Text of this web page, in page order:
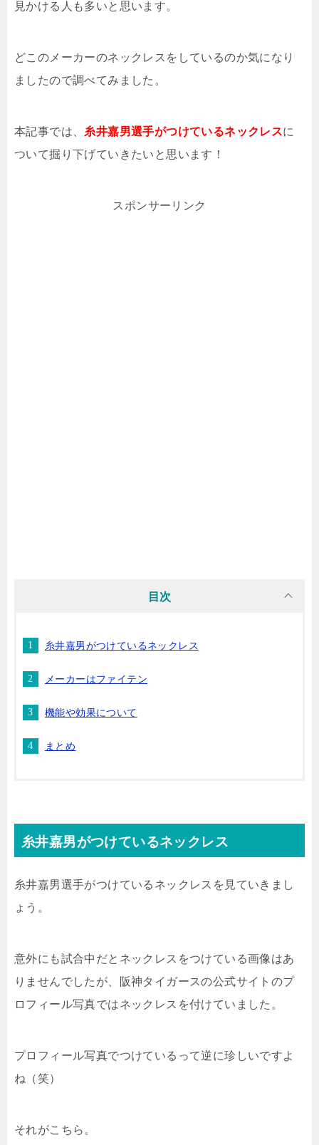
見かける人も多いと思います。
どこのメーカーのネックレスをしているのか気になり
ましたので調べてみました。
本記事では、 糸井嘉男選手がつけているネックレスに
ついて掘り下げていきたいと思います！
スポンサーリンク
目次
糸井嘉男がつけているネックレス
メーカーはファイテン
機能や効果について
まとめ
糸井嘉男がつけているネックレス
糸井嘉男選手がつけているネックレスを見ていきまし
ょう。
意外にも試合中だとネックレスをつけている画像はあ
りませんでしたが、阪神タイガースの公式サイトのプ
ロフィール写真ではネックレスを付けていました。
プロフィール写真でつけているって逆に珍しいですよ
ね（笑）
それがこちら。